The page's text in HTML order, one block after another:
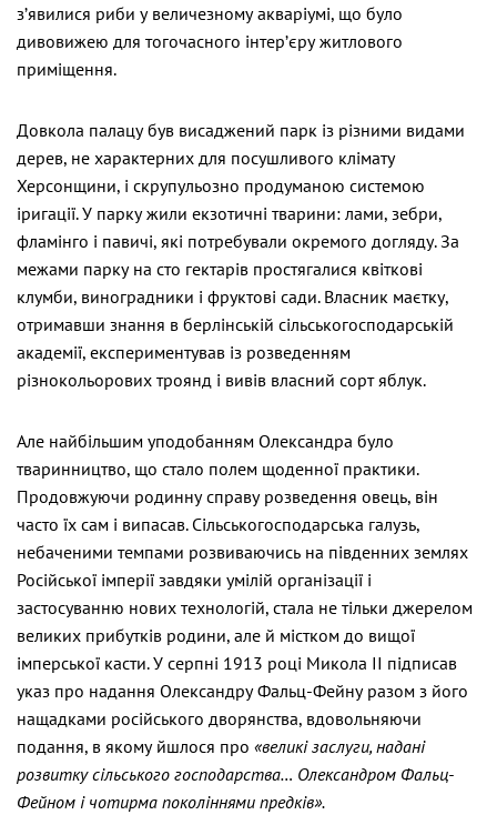
з’явилися риби у величезному акваріумі, що було
дивовижею для тогочасного інтер’єру житлового
приміщення.
Довкола палацу був висаджений парк із різними видами
дерев, не характерних для посушливого клімату
Херсонщини, і скрупульозно продуманою системою
іригації. У парку жили екзотичні тварини: лами, зебри,
фламінго і павичі, які потребували окремого догляду. За
межами парку на сто гектарів простягалися квіткові
клумби, виноградники і фруктові сади. Власник маєтку,
отримавши знання в берлінській сільськогосподарській
академії, експериментував із розведенням
різнокольорових троянд і вивів власний сорт яблук.
Але найбільшим уподобанням Олександра було
тваринництво, що стало полем щоденної практики.
Продовжуючи родинну справу розведення овець, він
часто їх сам і випасав. Сільськогосподарська галузь,
небаченими темпами розвиваючись на південних землях
Російської імперії завдяки умілій організації і
застосуванню нових технологій, стала не тільки джерелом
великих прибутків родини, але й містком до вищої
імперської касти. У серпні 1913 році Микола ІІ підписав
указ про надання Олександру Фальц-Фейну разом з його
нащадками російського дворянства, вдовольняючи
подання, в якому йшлося про «великі заслуги, надані
розвитку сільського господарства… Олександром Фальц-
Фейном і чотирма поколіннями предків».